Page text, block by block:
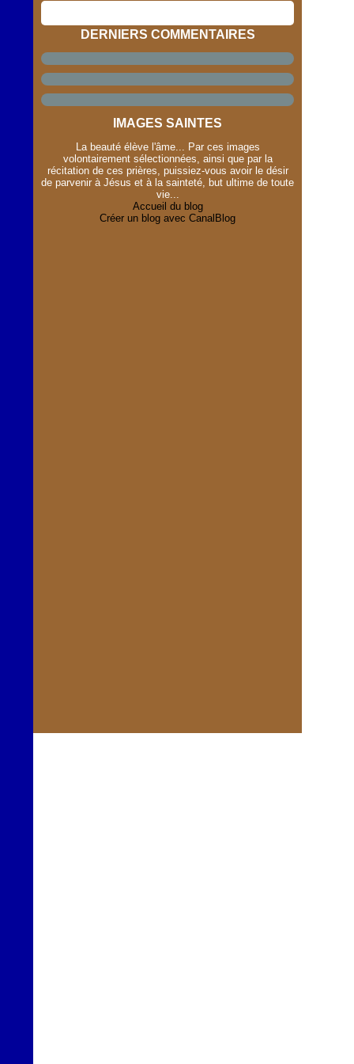
DERNIERS COMMENTAIRES
IMAGES SAINTES
La beauté élève l'âme... Par ces images
volontairement sélectionnées, ainsi que par la
récitation de ces prières, puissiez-vous avoir le désir
de parvenir à Jésus et à la sainteté, but ultime de toute
vie...
Accueil du blog
Créer un blog avec CanalBlog